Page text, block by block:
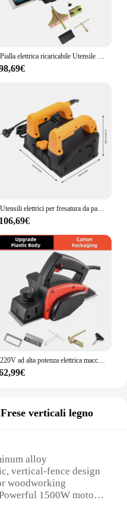
Utensili elettrici per fresatura da parete per piallatrice elettrica da 1200 W per ristrutturazione, smerigliatrice per stucco, smerigliatrice per gesso
106,69€
220V ad alta potenza elettrica macchina per incidere macchina per la lavorazione del legno pialla elettrica per la lavorazione del legno fresatrice per incisione sl
Frese verticali legno
alloy
vertical-fence design
woodworking
1500W motor